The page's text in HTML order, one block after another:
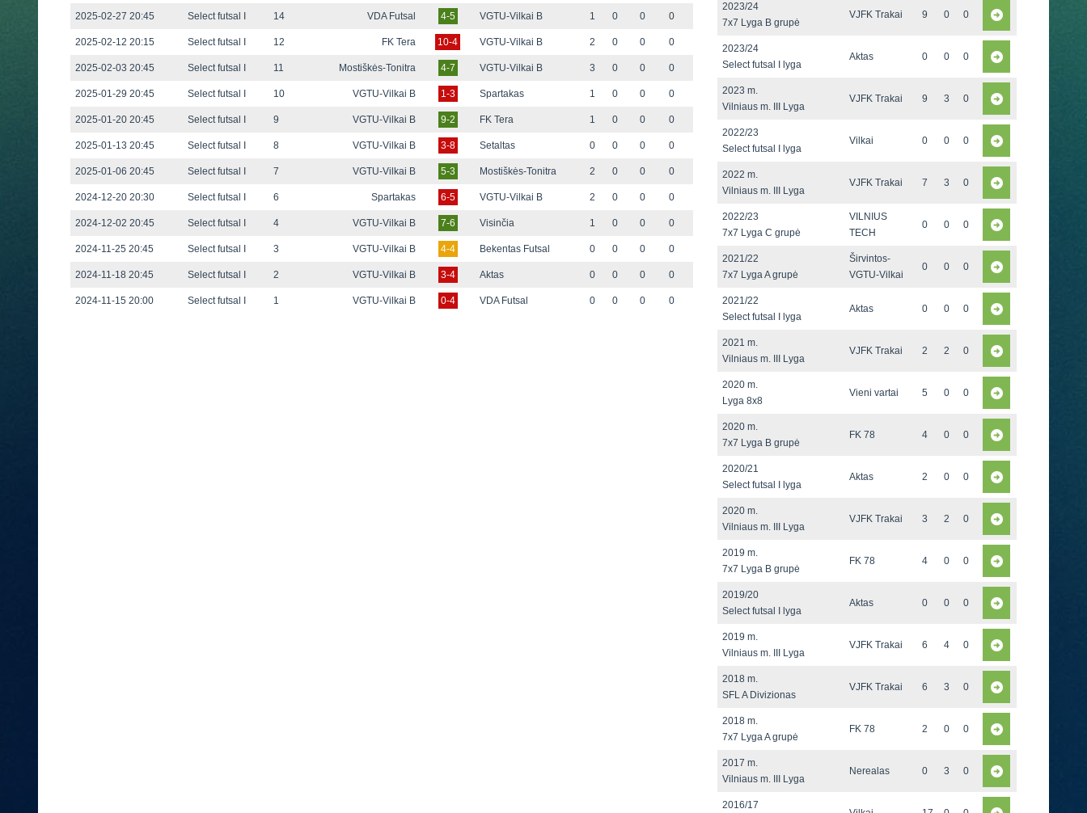
2025-02-27 20:45 Select futsal I 14 VDA Futsal 4-5 VGTU-Vilkai B 1 0 0 0
2025-02-12 20:15 Select futsal I 12 FK Tera 10-4 VGTU-Vilkai B 2 0 0 0
2025-02-03 20:45 Select futsal I 11 Mostiškės-Tonitra 4-7 VGTU-Vilkai B 3 0 0 0
2025-01-29 20:45 Select futsal I 10 VGTU-Vilkai B 1-3 Spartakas 1 0 0 0
2025-01-20 20:45 Select futsal I 9 VGTU-Vilkai B 9-2 FK Tera 1 0 0 0
2025-01-13 20:45 Select futsal I 8 VGTU-Vilkai B 3-8 Setaltas 0 0 0 0
2025-01-06 20:45 Select futsal I 7 VGTU-Vilkai B 5-3 Mostiškės-Tonitra 2 0 0 0
2024-12-20 20:30 Select futsal I 6 Spartakas 6-5 VGTU-Vilkai B 2 0 0 0
2024-12-02 20:45 Select futsal I 4 VGTU-Vilkai B 7-6 Visinčia 1 0 0 0
2024-11-25 20:45 Select futsal I 3 VGTU-Vilkai B 4-4 Bekentas Futsal 0 0 0 0
2024-11-18 20:45 Select futsal I 2 VGTU-Vilkai B 3-4 Aktas 0 0 0 0
2024-11-15 20:00 Select futsal I 1 VGTU-Vilkai B 0-4 VDA Futsal 0 0 0 0
2023/24
7x7 Lyga B grupė
VJFK Trakai 9 0 0
2023/24
Select futsal I lyga
Aktas 0 0 0
2023 m.
Vilniaus m. III Lyga
VJFK Trakai 9 3 0
2022/23
Select futsal I lyga
Vilkai 0 0 0
2022 m.
Vilniaus m. III Lyga
VJFK Trakai 7 3 0
2022/23
7x7 Lyga C grupė
VILNIUS
TECH
0 0 0
2021/22
7x7 Lyga A grupė
Širvintos-
VGTU-Vilkai
0 0 0
2021/22
Select futsal I lyga
Aktas 0 0 0
2021 m.
Vilniaus m. III Lyga
VJFK Trakai 2 2 0
2020 m.
Lyga 8x8
Vieni vartai 5 0 0
2020 m.
7x7 Lyga B grupė
FK 78 4 0 0
2020/21
Select futsal I lyga
Aktas 2 0 0
2020 m.
Vilniaus m. III Lyga
VJFK Trakai 3 2 0
2019 m.
7x7 Lyga B grupė
FK 78 4 0 0
2019/20
Select futsal I lyga
Aktas 0 0 0
2019 m.
Vilniaus m. III Lyga
VJFK Trakai 6 4 0
2018 m.
SFL A Divizionas
VJFK Trakai 6 3 0
2018 m.
7x7 Lyga A grupė
FK 78 2 0 0
2017 m.
Vilniaus m. III Lyga
Nerealas 0 3 0
2016/17